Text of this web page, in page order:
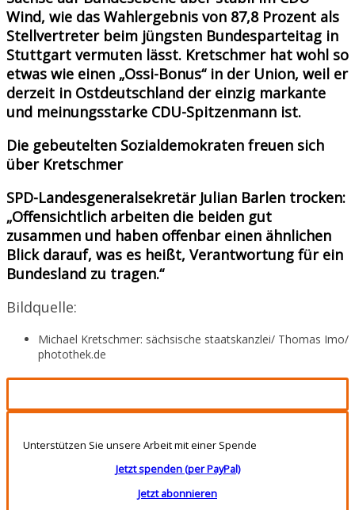
Wind, wie das Wahlergebnis von 87,8 Prozent als
Stellvertreter beim jüngsten Bundesparteitag in
Stuttgart vermuten lässt. Kretschmer hat wohl so
etwas wie einen „Ossi-Bonus“ in der Union, weil er
derzeit in Ostdeutschland der einzig markante
und meinungsstarke CDU-Spitzenmann ist.
Die gebeutelten Sozialdemokraten freuen sich
über Kretschmer
SPD-Landesgeneralsekretär Julian Barlen trocken:
„Offensichtlich arbeiten die beiden gut
zusammen und haben offenbar einen ähnlichen
Blick darauf, was es heißt, Verantwortung für ein
Bundesland zu tragen.“
Bildquelle:
Michael Kretschmer: sächsische staatskanzlei/ Thomas Imo/
photothek.de
Unterstützen Sie unsere Arbeit mit einer Spende
Jetzt spenden (per PayPal)
Jetzt abonnieren